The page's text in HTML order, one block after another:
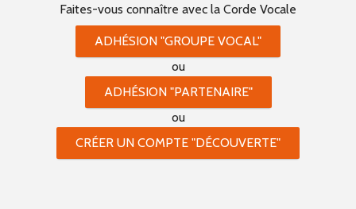
Faites-vous connaître avec la Corde Vocale
ADHÉSION "GROUPE VOCAL"
ou
ADHÉSION "PARTENAIRE"
ou
CRÉER UN COMPTE "DÉCOUVERTE"